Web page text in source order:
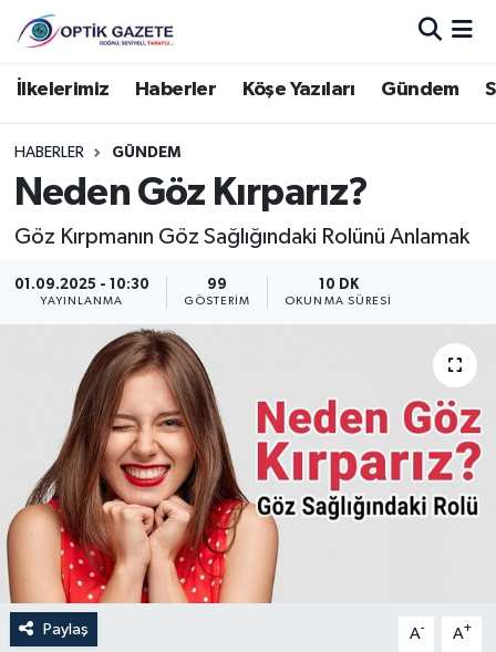
İlkelerimiz Haberler Köşe Yazıları Gündem
HABERLER GÜNDEM
Neden Göz Kırparız?
Göz Kırpmanın Göz Sağlığındaki Rolünü Anlamak
01.09.2025 - 10:30
YAYINLANMA
99
GÖSTERIM
10 DK
OKUNMA SÜRESI
Paylaş A- A+
Nöbetçi Eczaneler
Hava Durumu
İstanbul Namaz Vakitleri
Trafik Durumu
Süper Lig Puan Durumu ve Fikstür
Tüm Manşetler
Son Dakika Haberleri
Haber Arşivi